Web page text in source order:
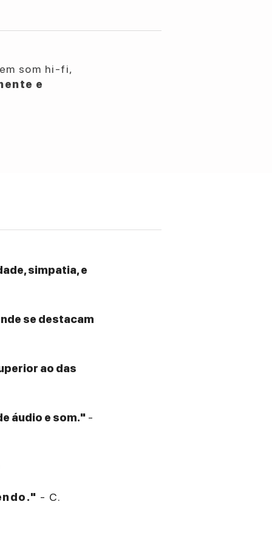
som hi-fi,
e
simpatia, e
se destacam
ao das
áudio e som." -
- C.